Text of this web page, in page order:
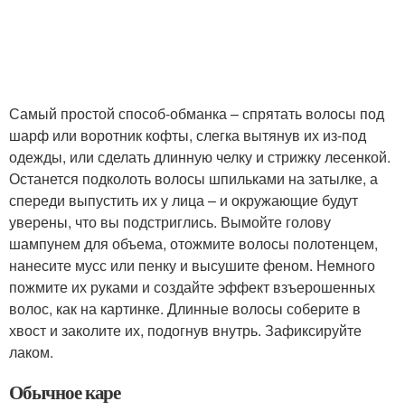
Самый простой способ-обманка – спрятать волосы под
шарф или воротник кофты, слегка вытянув их из-под
одежды, или сделать длинную челку и стрижку лесенкой.
Останется подколоть волосы шпильками на затылке, а
спереди выпустить их у лица – и окружающие будут
уверены, что вы подстриглись. Вымойте голову
шампунем для объема, отожмите волосы полотенцем,
нанесите мусс или пенку и высушите феном. Немного
пожмите их руками и создайте эффект взъерошенных
волос, как на картинке. Длинные волосы соберите в
хвост и заколите их, подогнув внутрь. Зафиксируйте
лаком.
Обычное каре